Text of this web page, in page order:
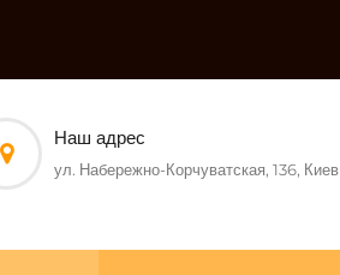
Наш адрес
ул. Набережно-Корчуватская, 136, Киев